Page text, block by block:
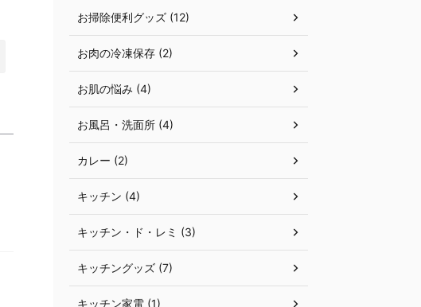
お掃除便利グッズ (12)
お肉の冷凍保存 (2)
お肌の悩み (4)
お風呂・洗面所 (4)
カレー (2)
キッチン (4)
キッチン・ド・レミ (3)
キッチングッズ (7)
キッチン家電 (1)